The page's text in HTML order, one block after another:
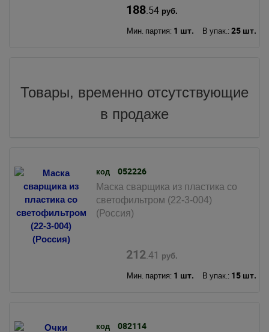
188.54руб.
Мин. партия: 1 шт. В упак.: 25 шт.
Товары, временно отсутствующие
в продаже
код 052226
Маска сварщика из пластика со
светофильтром (22-3-004)
(Россия)
212.41 руб.
Мин. партия: 1 шт. В упак.: 15 шт.
код 082114